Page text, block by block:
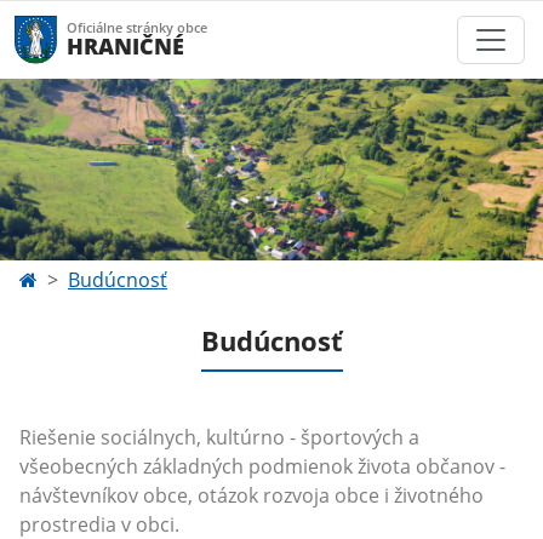
Oficiálne stránky obce
HRANIČNÉ
Budúcnosť
Budúcnosť
Riešenie sociálnych, kultúrno - športových a
všeobecných základných podmienok života občanov -
návštevníkov obce, otázok rozvoja obce i životného
prostredia v obci.